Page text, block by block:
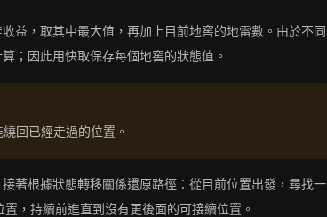
益，取其中最大值，再加上目前地窖的地雷數。由於不同
；因此用快取保存每個地窖的狀態值。
回已經走過的位置。
著根據狀態轉移關係還原路徑：從目前位置出發，尋找一
，持續前進直到沒有更後面的可接續位置。